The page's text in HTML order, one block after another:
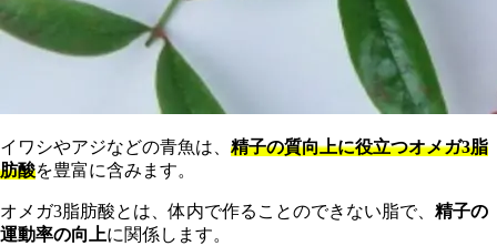
イワシやアジなどの青魚は、 精子の質向上に役立つオメガ3脂
肪酸を豊富に含みます。
オメガ3脂肪酸とは、体内で作ることのできない脂で、 精子の
運動率の向上に関係します。